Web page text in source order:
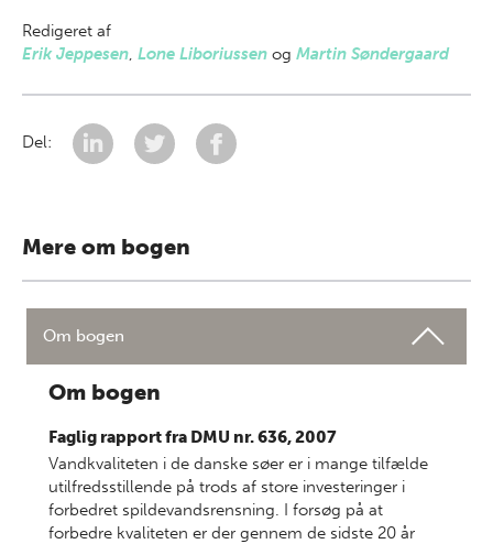
Redigeret af
Erik Jeppesen, Lone Liboriussen og Martin Søndergaard
Del:
Mere om bogen
Om bogen
Om bogen
Faglig rapport fra DMU nr. 636, 2007
Vandkvaliteten i de danske søer er i mange tilfælde
utilfredsstillende på trods af store investeringer i
forbedret spildevandsrensning. I forsøg på at
forbedre kvaliteten er der gennem de sidste 20 år